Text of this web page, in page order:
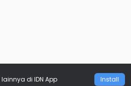
lainnya di IDN App Install